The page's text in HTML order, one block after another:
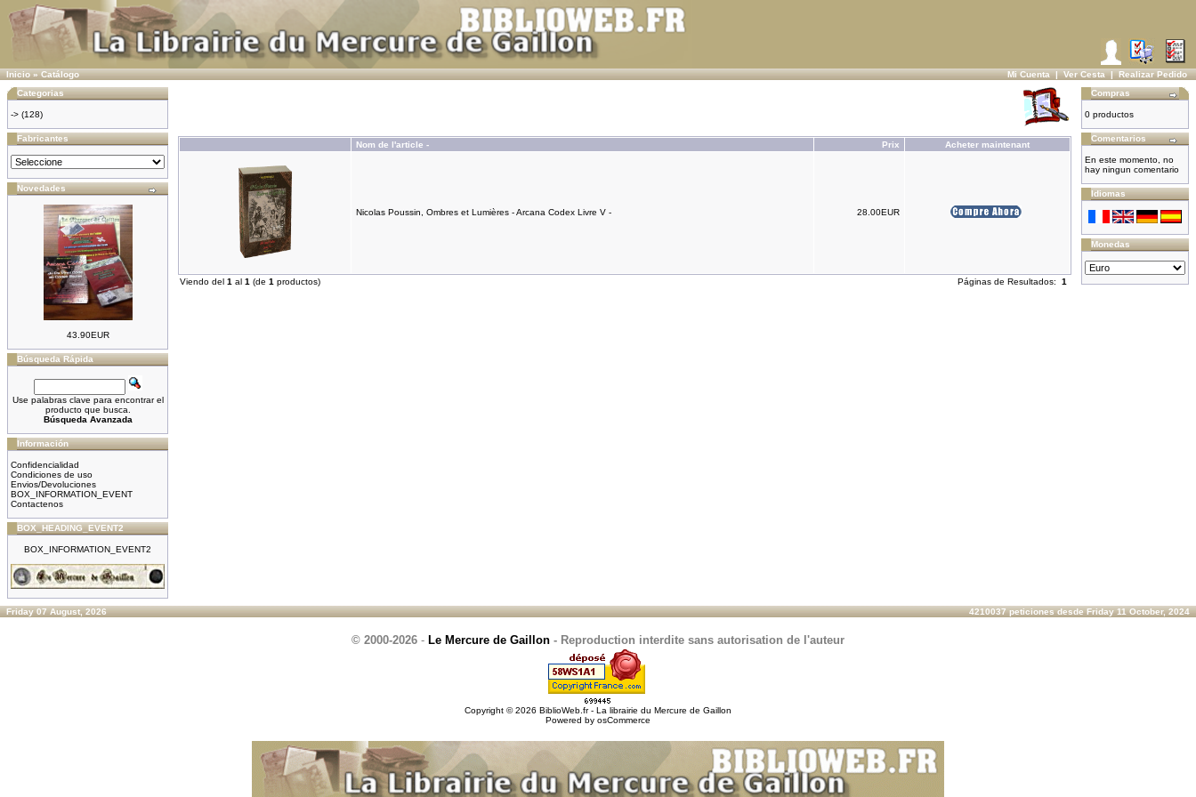
Inicio»Catálogo Mi Cuenta|Ver Cesta|Realizar Pedido
Categorias
-> (128)
Fabricantes
Novedades
43.90EUR
Búsqueda Rápida
Use palabras clave para encontrar el
producto que busca.
Búsqueda Avanzada
Información
Confidencialidad
Condiciones de uso
Envios/Devoluciones
BOX_INFORMATION_EVENT
Contactenos
BOX_HEADING_EVENT2
BOX_INFORMATION_EVENT2
Nom de l'article - Prix Acheter maintenant
Nicolas Poussin, Ombres et Lumières - Arcana Codex Livre V - 28.00EUR
Viendo del 1 al 1 (de 1 productos) Páginas de Resultados: 1
Compras
0 productos
Comentarios
En este momento, no
hay ningun comentario
Idiomas
Monedas
Friday 07 August, 2026 4210037 peticiones desde Friday 11 October, 2024
© 2000-2026 - Le Mercure de Gaillon - Reproduction interdite sans autorisation de l'auteur
Copyright © 2026 BiblioWeb.fr - La librairie du Mercure de Gaillon
Powered by osCommerce